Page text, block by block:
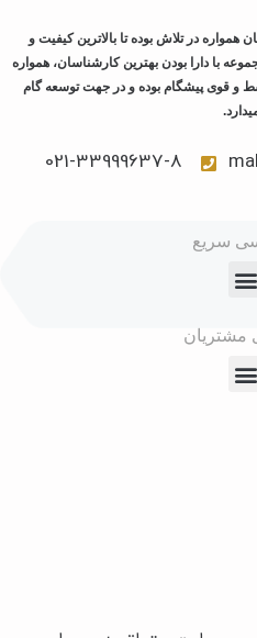
درخشان همواره در تلاش بوده تا بالاترین کیفیت و
با دارا بودن بهترین کارشناسان، همواره
و قوی پیشگام بوده و در جهت توسعه گام
021-33999637-8
سریع
مشتریان